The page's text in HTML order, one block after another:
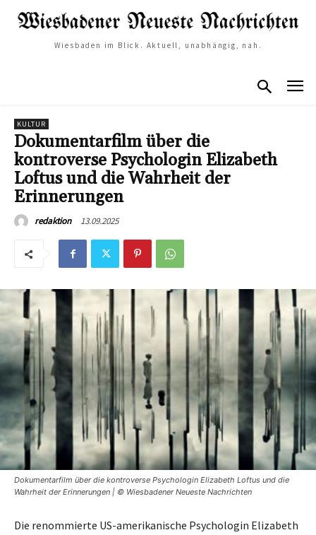
Wiesbaden im Blick. Aktuell, unabhängig, nah.
KULTUR
Dokumentarfilm über die
kontroverse Psychologin Elizabeth
Loftus und die Wahrheit der
Erinnerungen
redaktion 13.09.2025
Dokumentarfilm über die kontroverse Psychologin Elizabeth Loftus und die
Wahrheit der Erinnerungen | © Wiesbadener Neueste Nachrichten
Die renommierte US-amerikanische Psychologin Elizabeth